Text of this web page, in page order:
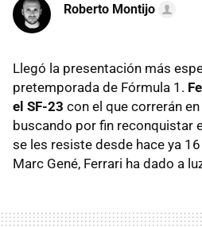
Roberto Montijo
Llegó la presentación más
pretemporada de Fórmula 1.
el SF-23 con el que correrán
buscando por fin reconquistar
se les resiste desde hace ya
Marc Gené, Ferrari ha dado a